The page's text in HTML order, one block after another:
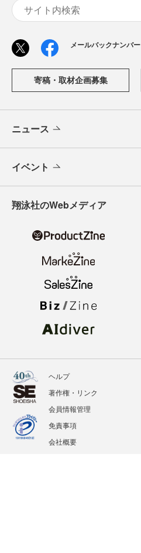
メールバックナンバー
寄稿・取材企画募集
ニュース
イベント
翔泳社のWebメディア
ヘルプ
著作権・リンク
会員情報管理
免責事項
会社概要